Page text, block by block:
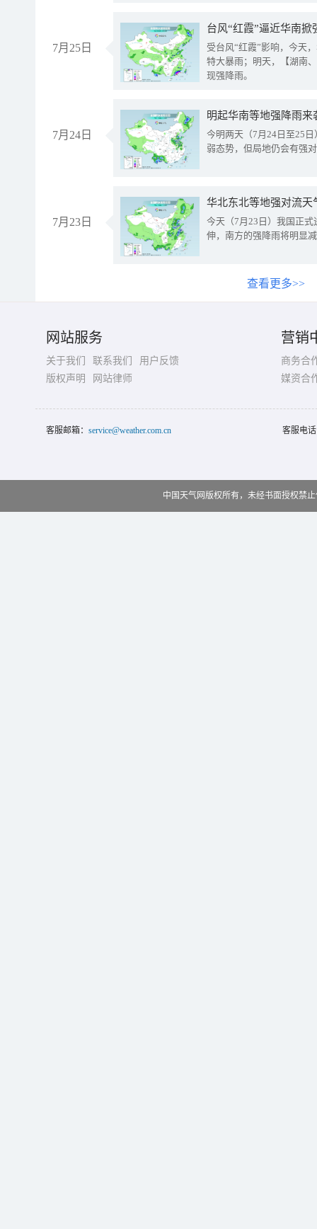
7月25日
台风“红霞”逼近华南
受台风“红霞”影响，今天
特大暴雨；明天，【湖南
现强降雨。
7月24日
明起华南等地强降雨
今明两天（7月24日至25
弱态势，但局地仍会有强
7月23日
华北东北等地强对流天
今天（7月23日）我国正
伸，南方的强降雨将明显
查看更多>>
网站服务
关于我们 联系我们
用户反馈
版权声明
网站律师
营销
商务合
媒资合
客服邮箱： service@weather.com.cn 客服电
中国天气网版权所有，未经书面授权